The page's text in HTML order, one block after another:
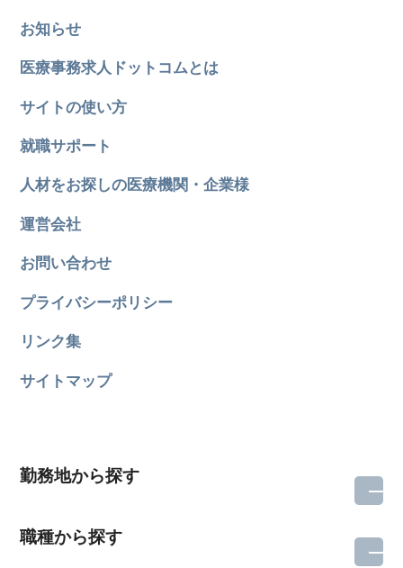
お知らせ
医療事務求人ドットコムとは
サイトの使い方
就職サポート
人材をお探しの医療機関・企業様
運営会社
お問い合わせ
プライバシーポリシー
リンク集
サイトマップ
勤務地から探す
職種から探す